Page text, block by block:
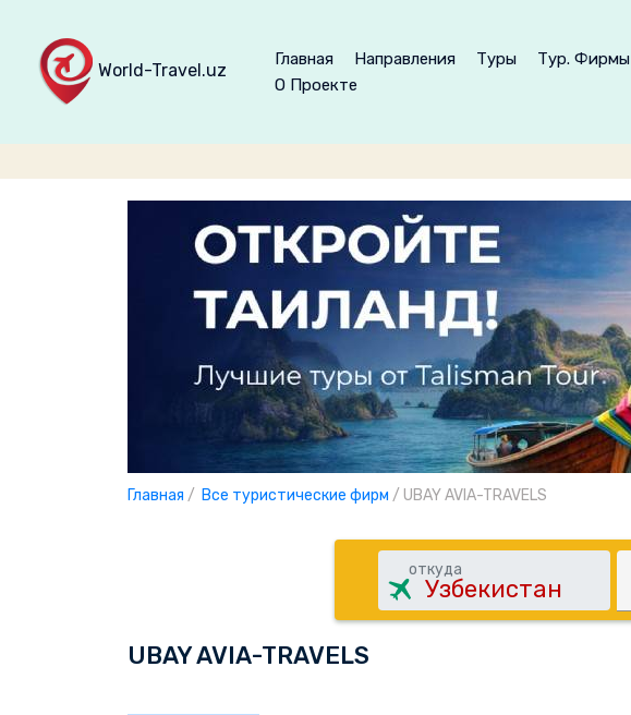
World-Travel.uz
Главная Направления Туры Тур. Фирмы
О Проекте
Главная / Все туристические фирм / UBAY AVIA-TRAVELS
откуда
UBAY AVIA-TRAVELS